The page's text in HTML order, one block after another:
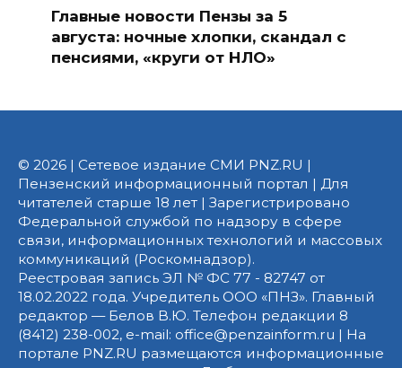
Главные новости Пензы за 5
августа: ночные хлопки, скандал с
пенсиями, «круги от НЛО»
© 2026 | Сетевое издание СМИ PNZ.RU |
Пензенский информационный портал | Для
читателей старше 18 лет | Зарегистрировано
Федеральной службой по надзору в сфере
связи, информационных технологий и массовых
коммуникаций (Роскомнадзор).
Реестровая запись ЭЛ № ФС 77 - 82747 от
18.02.2022 года. Учредитель ООО «ПНЗ». Главный
редактор — Белов В.Ю. Телефон редакции 8
(8412) 238-002, e-mail: office@penzainform.ru | На
портале PNZ.RU размещаются информационные